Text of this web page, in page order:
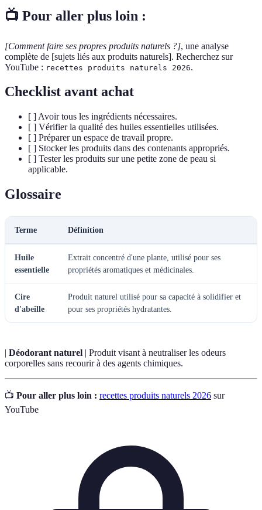
📺 Pour aller plus loin :
[Comment faire ses propres produits naturels ?], une analyse
complète de [sujets liés aux produits naturels]. Recherchez sur
YouTube : recettes produits naturels 2026.
Checklist avant achat
[ ] Avoir tous les ingrédients nécessaires.
[ ] Vérifier la qualité des huiles essentielles utilisées.
[ ] Préparer un espace de travail propre.
[ ] Stocker les produits dans des contenants appropriés.
[ ] Tester les produits sur une petite zone de peau si
applicable.
Glossaire
Terme Définition
Huile
essentielle
Extrait concentré d'une plante, utilisé pour ses
propriétés aromatiques et médicinales.
Cire
d'abeille
Produit naturel utilisé pour sa capacité à solidifier et
pour ses propriétés hydratantes.
| Déodorant naturel | Produit visant à neutraliser les odeurs
corporelles sans recourir à des agents chimiques.
📺 Pour aller plus loin : recettes produits naturels 2026 sur
YouTube